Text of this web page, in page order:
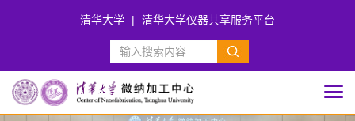
清华大学 | 清华大学仪器共享服务平台